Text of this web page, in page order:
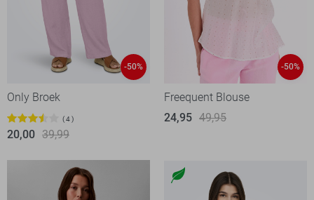
-50%
Only Broek
4
20,00 39,99
-50%
Freequent Blouse
24,95 49,95